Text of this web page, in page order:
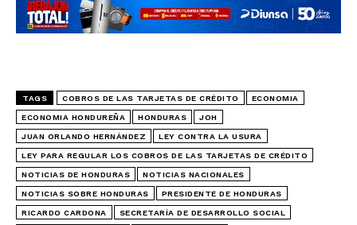
TAGS COBROS DE LAS TARJETAS DE CRÉDITO ECONOMIA
ECONOMIA HONDUREÑA HONDURAS JOH
JUAN ORLANDO HERNÁNDEZ LEY CONTRA LA USURA
LEY PARA REGULAR LOS COBROS DE LAS TARJETAS DE CRÉDITO
NOTICIAS DE HONDURAS NOTICIAS NACIONALES
NOTICIAS SOBRE HONDURAS PRESIDENTE DE HONDURAS
RICARDO CARDONA SECRETARÍA DE DESARROLLO SOCIAL